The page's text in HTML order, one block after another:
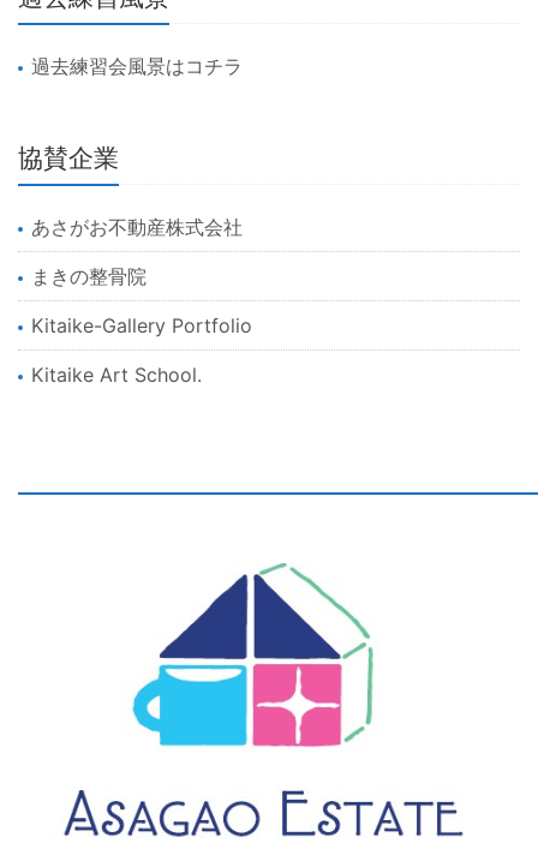
過去練習会風景はコチラ
協賛企業
あさがお不動産株式会社
まきの整骨院
Kitaike-Gallery Portfolio
Kitaike Art School.